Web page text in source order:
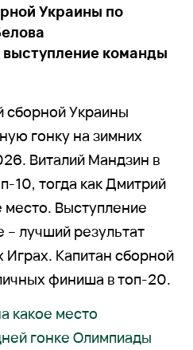
Украины по
команды
сборной Украины
гонку на зимних
Виталий Мандзин в
10, тогда как Дмитрий
место. Выступление
– лучший результат
Капитан сборной
финиша в топ-20.
какое место
гонке Олимпиады